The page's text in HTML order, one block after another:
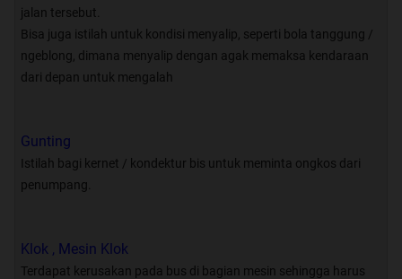
cari tahu yang baru tentang bis
untuk bergabung dan join Group
silahkan kunjungi
: Social GroupBimakus
:
jalan tersebut.
Bisa juga istilah untuk kondisi menyalip, seperti bola tanggung /
ngeblong, dimana menyalip dengan agak memaksa kendaraan
dari depan untuk mengalah
Gunting
Istilah bagi kernet / kondektur bis untuk meminta ongkos dari
penumpang.
Klok , Mesin Klok
Terdapat kerusakan pada bus di bagian mesin sehingga harus